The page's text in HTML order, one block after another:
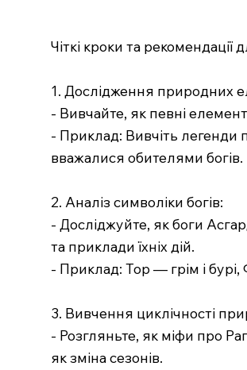
Чіткі кроки та
1. Дослідження природних
- Вивчайте, як певні
- Приклад: Вивчіть легенди
вважалися обителями богів.
2. Аналіз символіки богів:
- Досліджуйте, як боги
та приклади їхніх дій.
- Приклад: Тор — грім і
3. Вивчення циклічності
- Розгляньте, як міфи про
як зміна сезонів.